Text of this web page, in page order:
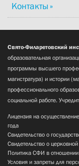
Контакты
Свято-Филаретовский
образовательная
программы высшего
магистратура) и истории
профессионального
социальной работе.
Лицензия на
года
Свидетельство о
Свидетельство о
Политика СФИ в
Условия и запреты для